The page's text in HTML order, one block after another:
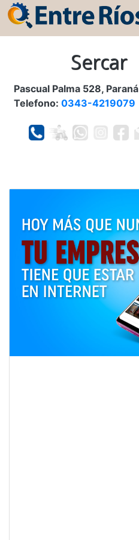
Sercar
Pascual Palma 528, Paraná
Telefono: 0343-4219079